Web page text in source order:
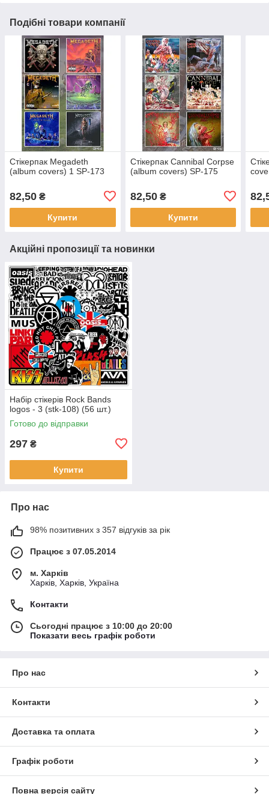
Подібні товари компанії
Стікерпак Megadeth
(album covers) 1 SP-173
82,50 ₴
Купити
Стікерпак Cannibal Corpse
(album covers) SP-175
82,50₴
Купити
Акційні пропозиції та новинки
Набір стікерів Rock Bands
logos - 3 (stk-108) (56 шт.)
Готово до відправки
297 ₴
Купити
Про нас
98% позитивних з 357 відгуків за рік
Працює з 07.05.2014
м. Харків
Харків, Харків, Україна
Контакти
Сьогодні працює з 10:00 до 20:00
Показати весь графік роботи
Про нас
Контакти
Доставка та оплата
Графік роботи
Повна версія сайту